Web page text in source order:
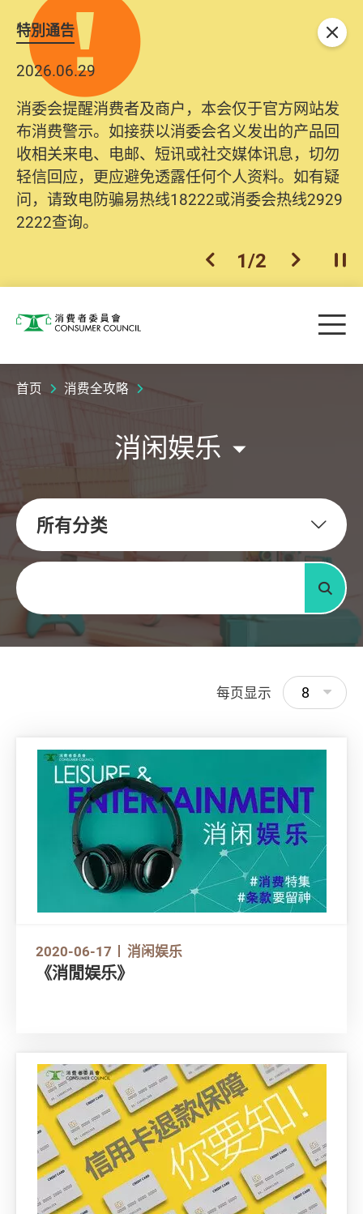
特別通告
2026.06.29
消委会提醒消费者及商户，本会仅于官方网站发
布消费警示。如接获以消委会名义发出的产品回
收相关来电、电邮、短讯或社交媒体讯息，切勿
轻信回应，更应避免透露任何个人资料。如有疑
问，请致电防骗易热线18222或消委会热线2929
2222查询。
上一个
1/2 下一个开
关闭
消费者委员会 目
首页 消费全攻略
消闲娱乐
所有分类
关键字
搜寻
每页显示 8
2020-06-17 消闲娱乐
《消閒娱乐》